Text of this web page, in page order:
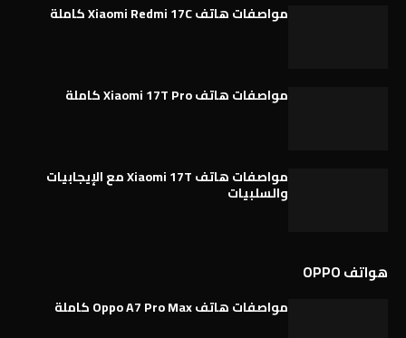
مواصفات هاتف Xiaomi Redmi 17C كاملة
مواصفات هاتف Xiaomi 17T Pro كاملة
مواصفات هاتف Xiaomi 17T مع الإيجابيات
والسلبيات
هواتف OPPO
مواصفات هاتف Oppo A7 Pro Max كاملة